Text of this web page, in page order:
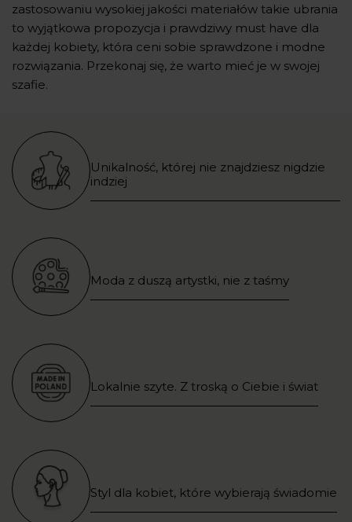
zastosowaniu wysokiej jakości materiałów takie ubrania
to wyjątkowa propozycja i prawdziwy must have dla
każdej kobiety, która ceni sobie sprawdzone i modne
rozwiązania. Przekonaj się, że warto mieć je w swojej
szafie.
Unikalność, której nie znajdziesz nigdzie
indziej
Moda z duszą artystki, nie z taśmy
Lokalnie szyte. Z troską o Ciebie i świat
Styl dla kobiet, które wybierają świadomie